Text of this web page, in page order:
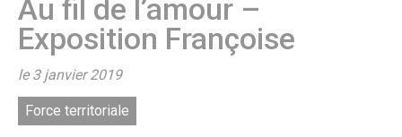
Au fil de l’amour –
Exposition Françoise
le 3 janvier 2019
Force territoriale